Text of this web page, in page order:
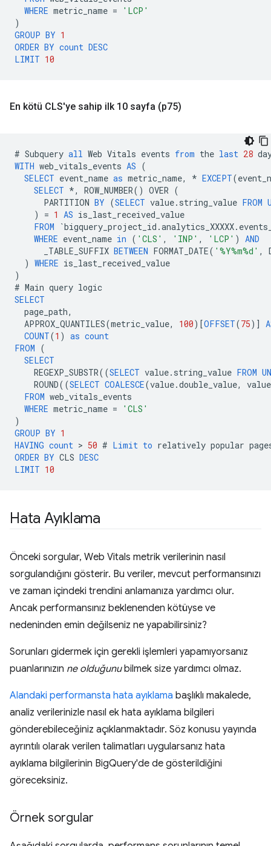
WHERE metric_name =
'LCP'
)
GROUP BY 1
ORDER BY count DESC
LIMIT 10
En kötü CLS'ye sahip ilk 10 sayfa (p75)
# Subquery all Web Vitals events from the last 28
WITH web_vitals_events AS (
SELECT event_name as metric_name, * EXCEPT(
SELECT *, ROW_NUMBER() OVER (
PARTITION BY (SELECT value. string_value FROM
)
= 1 AS is_last_received_value
FROM
`bigquery_project_id .analytics_XXXXX.
WHERE event_name in ( 'CLS' , 'INP' , 'LCP' )
AND
_TABLE_SUFFIX BETWEEN FORMAT_DATE( '%Y%m%d' ,
) WHERE is_last_received_value
)
# Main query logic
SELECT
page_path,
APPROX_QUANTILES(metric_value, 100)[OFFSET(75)]
COUNT(1 ) as count
FROM (
SELECT
REGEXP_SUBSTR((SELECT value. string_value FROM
ROUND((SELECT COALESCE(value.double_value,
value
FROM web_vitals_events
WHERE metric_name =
'CLS'
)
GROUP BY 1
HAVING count > 50 # Limit to relatively popular
ORDER BY CLS DESC
LIMIT 10
Hata Ayıklama
Önceki sorgular, Web Vitals metrik verilerinin nasıl
sorgulandığını gösterir. Bu veriler, mevcut performansınızı
ve zaman içindeki trendini anlamanıza yardımcı olur.
Ancak performansınız beklenenden kötüyse ve
nedeninden emin değilseniz ne yapabilirsiniz?
Sorunları gidermek için gerekli işlemleri yapamıyorsanız
puanlarınızın ne olduğunubilmek size yardımcı olmaz.
Alandaki performansta hata ayıklama başlıklı makalede,
analiz verilerinizle nasıl ek hata ayıklama bilgileri
gönderebileceğiniz açıklanmaktadır. Söz konusu yayında
ayrıntılı olarak verilen talimatları uygularsanız hata
ayıklama bilgilerinin BigQuery'de de gösterildiğini
göreceksiniz.
Örnek sorgular